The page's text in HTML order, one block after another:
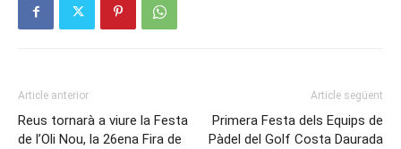
Article anterior
Reus tornarà a viure la Festa
de l’Oli Nou, la 26ena Fira de
Article següent
Primera Festa dels Equips de
Pàdel del Golf Costa Daurada